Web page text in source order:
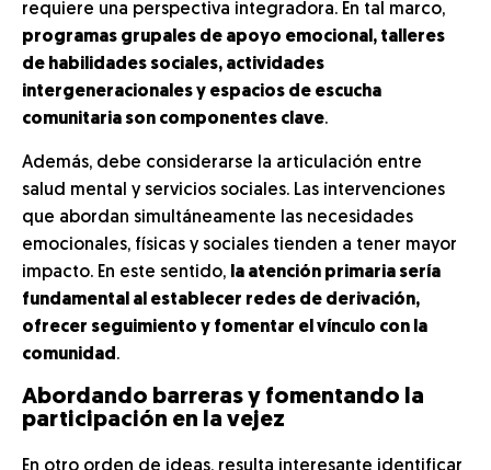
requiere una perspectiva integradora. En tal marco,
programas grupales de apoyo emocional, talleres
de habilidades sociales, actividades
intergeneracionales y espacios de escucha
comunitaria son componentes clave.
Además, debe considerarse la articulación entre
salud mental y servicios sociales. Las intervenciones
que abordan simultáneamente las necesidades
emocionales, físicas y sociales tienden a tener mayor
impacto. En este sentido, la atención primaria sería
fundamental al establecer redes de derivación,
ofrecer seguimiento y fomentar el vínculo con la
comunidad .
Abordando barreras y fomentando la
participación en la vejez